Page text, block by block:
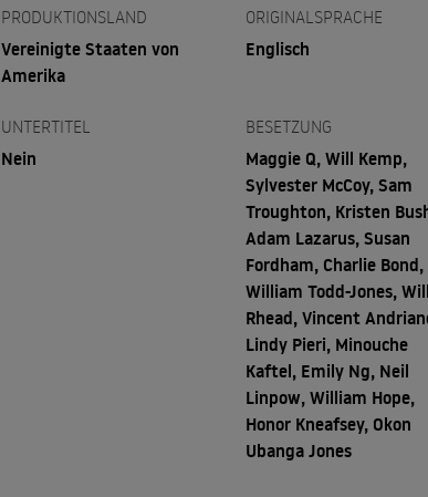
PRODUKTIONSLAND
Vereinigte Staaten von
Amerika
ORIGINALSPRACHE
Englisch
UNTERTITEL
Nein
BESETZUNG
Maggie Q, Will Kemp,
Sylvester McCoy, Sam
Troughton, Kristen
Adam Lazarus, Susan
Fordham, Charlie Bond,
William Todd-Jones,
Rhead, Vincent
Lindy Pieri, Minouche
Kaftel, Emily Ng, Neil
Linpow, William Hope,
Honor Kneafsey, Okon
Ubanga Jones